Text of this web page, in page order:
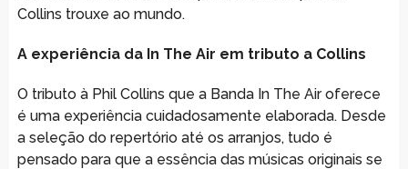
Collins trouxe ao mundo.
A experiência da In The Air em tributo a Collins
O tributo à Phil Collins que a Banda In The Air oferece
é uma experiência cuidadosamente elaborada. Desde
a seleção do repertório até os arranjos, tudo é
pensado para que a essência das músicas originais se